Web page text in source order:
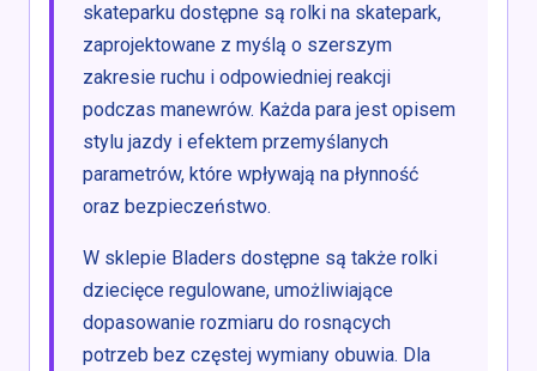
skateparku dostępne są rolki na skatepark,
zaprojektowane z myślą o szerszym
zakresie ruchu i odpowiedniej reakcji
podczas manewrów. Każda para jest opisem
stylu jazdy i efektem przemyślanych
parametrów, które wpływają na płynność
oraz bezpieczeństwo.
W sklepie Bladers dostępne są także rolki
dziecięce regulowane, umożliwiające
dopasowanie rozmiaru do rosnących
potrzeb bez częstej wymiany obuwia. Dla